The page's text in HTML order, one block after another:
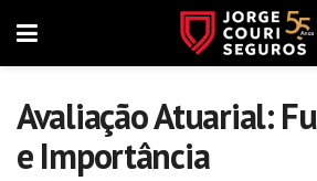
Avaliação Atuarial:
e Importância